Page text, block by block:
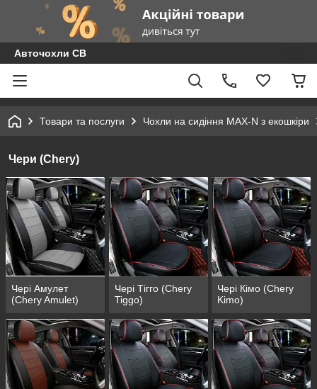
Авточохли СВ
Товари та послуги Чохли на сидіння MAX-N з екошкіри
Чери (Chery)
Чері Амулет
(Chery Amulet)
Чері Тігго (Chery
Tiggo)
Чері Кімо (Chery
Kimo)